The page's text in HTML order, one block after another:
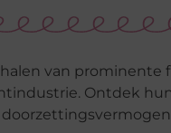
van prominente
Ontdek